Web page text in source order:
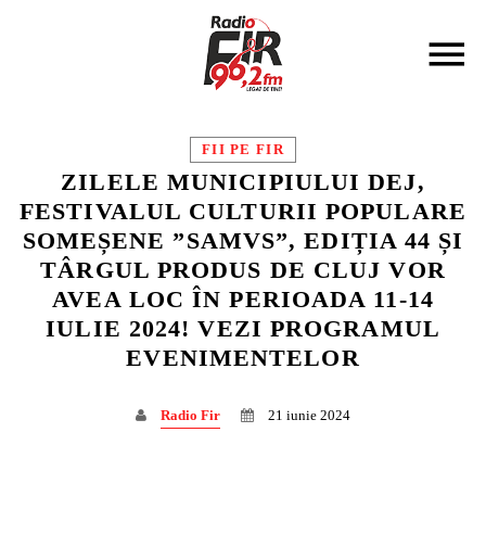
CAUTA IN SITE:
DISTRIBUIE PAGINA PE:
Twitter
Facebook
FII PE FIR
ZILELE MUNICIPIULUI DEJ,
FESTIVALUL CULTURII POPULARE
SOMEȘENE ”SAMVS”, EDIȚIA 44 ȘI
TÂRGUL PRODUS DE CLUJ VOR
AVEA LOC ÎN PERIOADA 11-14
IULIE 2024! VEZI PROGRAMUL
EVENIMENTELOR
Radio Fir 21 iunie 2024